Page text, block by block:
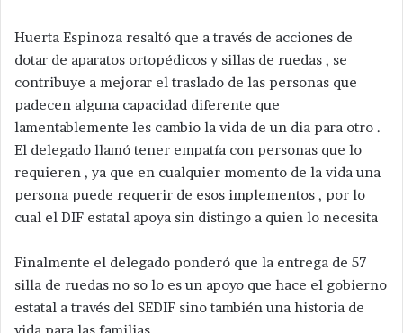
Huerta Espinoza resaltó que a través de acciones de
dotar de aparatos ortopédicos y sillas de ruedas , se
contribuye a mejorar el traslado de las personas que
padecen alguna capacidad diferente que
lamentablemente les cambio la vida de un dia para otro .
El delegado llamó tener empatía con personas que lo
requieren , ya que en cualquier momento de la vida una
persona puede requerir de esos implementos , por lo
cual el DIF estatal apoya sin distingo a quien lo necesita
Finalmente el delegado ponderó que la entrega de 57
silla de ruedas no so lo es un apoyo que hace el gobierno
estatal a través del SEDIF sino también una historia de